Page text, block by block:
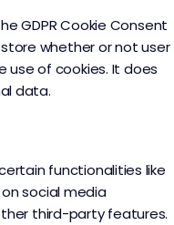
GDPR Cookie Consent
whether or not user
of cookies. It does
data.
functionalities like
social media
third-party features.